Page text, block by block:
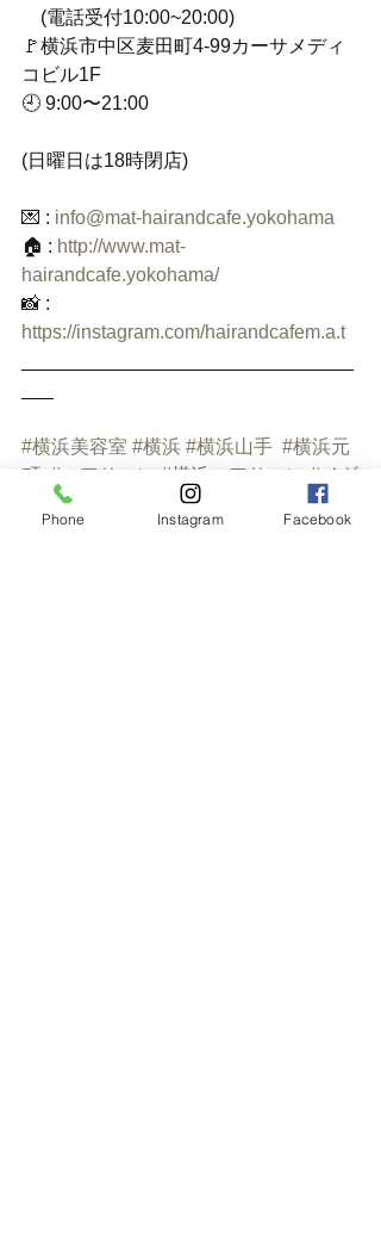
(電話受付10:00~20:00)
🚩横浜市中区麦田町4-99カーサメディ
コビル1F
🕘 9:00〜21:00
(日曜日は18時閉店)
💌 : info@mat-hairandcafe.yokohama
🏠 : http://www.mat-
hairandcafe.yokohama/
📸 :
https://instagram.com/hairandcafem.a.t
#横浜美容室 #横浜 #横浜山手 #横浜元
町
#ヘアサロン #横浜ヘアサロン
#イギ
リス #英国風 #横浜カフェ
Phone Instagram Facebook